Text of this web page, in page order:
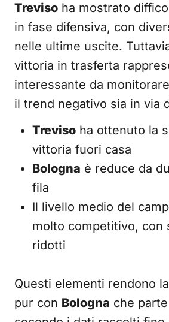
Treviso ha mostrato
in fase difensiva, con
nelle ultime uscite.
vittoria in trasferta
interessante da
il trend negativo sia in via
Treviso ha ottenuto la
vittoria fuori casa
Bologna è reduce da
fila
Il livello medio del
molto competitivo, con
ridotti
Questi elementi rendono
pur con Bologna che